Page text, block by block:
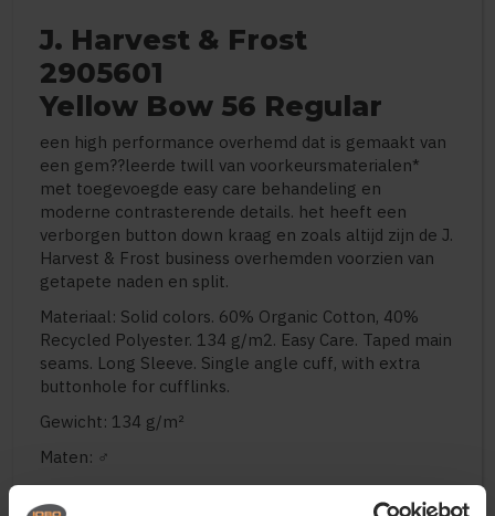
J. Harvest & Frost
2905601
Yellow Bow 56 Regular
een high performance overhemd dat is gemaakt van
een gem??leerde twill van voorkeursmaterialen*
met toegevoegde easy care behandeling en
moderne contrasterende details. het heeft een
verborgen button down kraag en zoals altijd zijn de J.
Harvest & Frost business overhemden voorzien van
getapete naden en split.
Materiaal: Solid colors. 60% Organic Cotton, 40%
Recycled Polyester. 134 g/m2. Easy Care. Taped main
seams. Long Sleeve. Single angle cuff, with extra
buttonhole for cufflinks.
Gewicht: 134 g/m²
Maten: ♂